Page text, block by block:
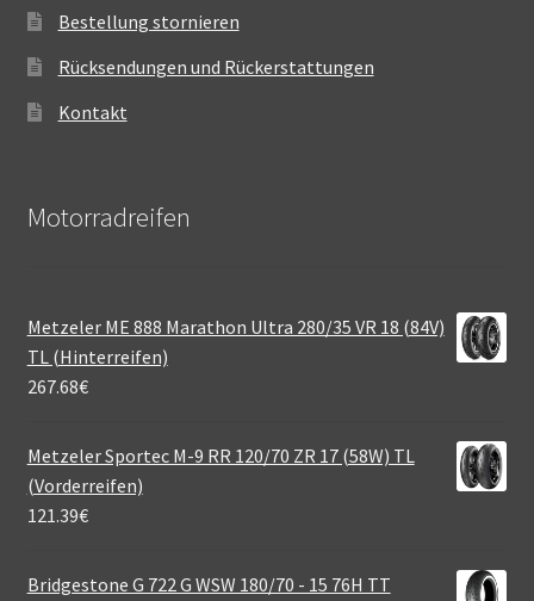
Bestellung stornieren
Rücksendungen und Rückerstattungen
Kontakt
Motorradreifen
Metzeler ME 888 Marathon Ultra 280/35 VR 18 (84V)
TL (Hinterreifen)
267.68€
Metzeler Sportec M-9 RR 120/70 ZR 17 (58W) TL
(Vorderreifen)
121.39€
Bridgestone G 722 G WSW 180/70 - 15 76H TT